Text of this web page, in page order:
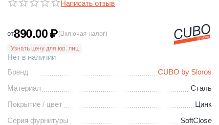
Написать отзыв
от890.00₽(Включая налог)
Узнать цену для юр. лиц
Нет в наличии
Бренд
CUBO by Sloros
Материал
Сталь
Покрытие / цвет
Цинк
Серия фурнитуры
SoftClose